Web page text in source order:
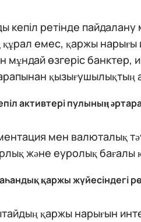
кепіл ретінде
құрал емес, қаржы
мұндай өзгеріс
қызығушылықтың
активтері пулының
мен валюталық
және еуролық бағалы
қаржы жүйесіндегі
қаржы нарығын